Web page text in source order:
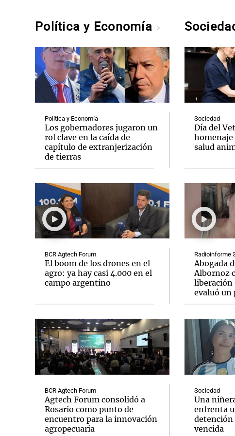
Política y Economía
Política y Economía
Los gobernadores jugaron un
rol clave en la caída de
capítulo de extranjerización
de tierras
BCR Agtech Forum
El boom de los drones en el
agro: ya hay casi 4.000 en el
campo argentino
BCR Agtech Forum
Agtech Forum consolidó a
Rosario como punto de
encuentro para la innovación
agropecuaria
Sociedad
Día del
homenaje
salud
Radioinforme
Abogada
Albornoz
liberación
evaluó un
Sociedad
Una
enfrenta
detención
vencida
Notas